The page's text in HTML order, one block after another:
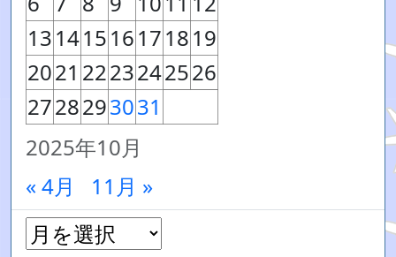
2025年10月
13141516171819
2021 2223242526
2728293031
« 4月 11月 »